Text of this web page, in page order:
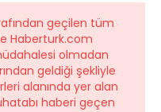
geçilen tüm
Haberturk.com
olmadan
geldiği şekliyle
alanında yer alan
haberi geçen